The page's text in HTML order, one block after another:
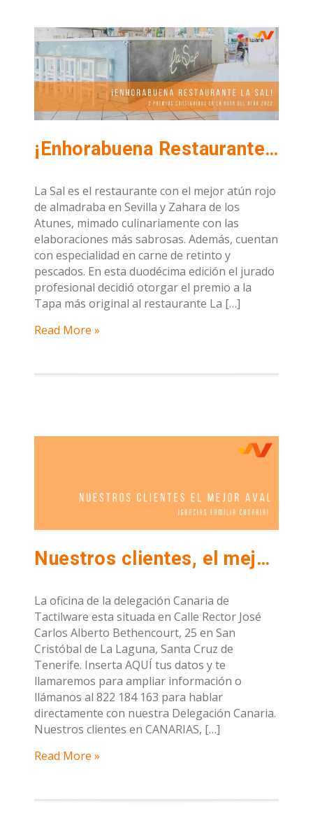
¡Enhorabuena Restaurante La Sal por los 2 premios conseguidos en la Ruta del Atún 2022!
La Sal es el restaurante con el mejor atún rojo
de almadraba en Sevilla y Zahara de los
Atunes, mimado culinariamente con las
elaboraciones más sabrosas. Además, cuentan
con especialidad en carne de retinto y
pescados. En esta duodécima edición el jurado
profesional decidió otorgar el premio a la
Tapa más original al restaurante La […]
Read More »
Nuestros clientes, el mejor aval. ¡Gracias Canarias!
La oficina de la delegación Canaria de
Tactilware esta situada en Calle Rector José
Carlos Alberto Bethencourt, 25 en San
Cristóbal de La Laguna, Santa Cruz de
Tenerife. Inserta AQUÍ tus datos y te
llamaremos para ampliar información o
llámanos al 822 184 163 para hablar
directamente con nuestra Delegación Canaria.
Nuestros clientes en CANARIAS, […]
Read More »